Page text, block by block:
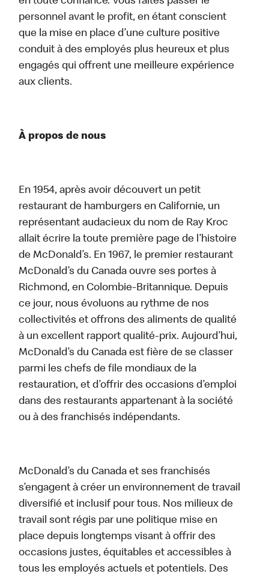
personnel avant le profit, en étant conscient
que la mise en place d’une culture positive
conduit à des employés plus heureux et plus
engagés qui offrent une meilleure expérience
aux clients.
À propos de nous
En 1954, après avoir découvert un petit
restaurant de hamburgers en Californie, un
représentant audacieux du nom de Ray Kroc
allait écrire la toute première page de l’histoire
de McDonald’s. En 1967, le premier restaurant
McDonald’s du Canada ouvre ses portes à
Richmond, en Colombie-Britannique. Depuis
ce jour, nous évoluons au rythme de nos
collectivités et offrons des aliments de qualité
à un excellent rapport qualité-prix. Aujourd’hui,
McDonald’s du Canada est fière de se classer
parmi les chefs de file mondiaux de la
restauration, et d’offrir des occasions d’emploi
dans des restaurants appartenant à la société
ou à des franchisés indépendants.
McDonald’s du Canada et ses franchisés
s’engagent à créer un environnement de travail
diversifié et inclusif pour tous. Nos milieux de
travail sont régis par une politique mise en
place depuis longtemps visant à offrir des
occasions justes, équitables et accessibles à
tous les employés actuels et potentiels. Des